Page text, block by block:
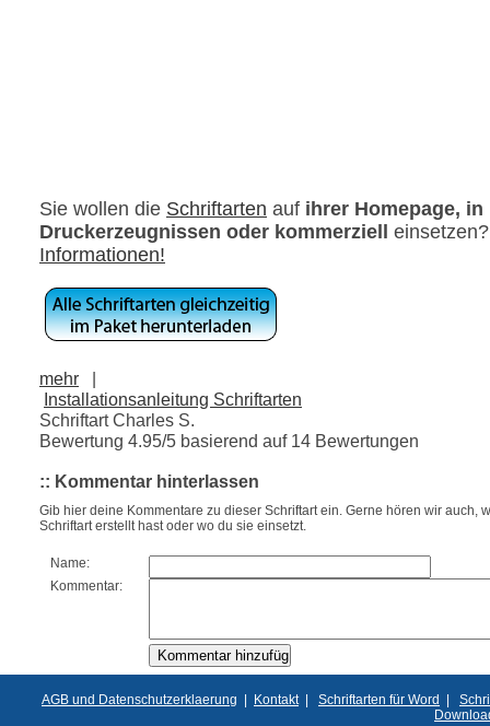
Sie wollen die Schriftarten auf ihrer Homepage, in
Druckerzeugnissen oder kommerziell
Informationen!
mehr
|
Installationsanleitung Schriftarten
Schriftart Charles S.
Bewertung 4.95/5 basierend auf 14 Bewertungen
:: Kommentar hinterlassen
Gib hier deine Kommentare zu dieser Schriftart ein. Gerne hören wir auch,
Schriftart erstellt hast oder wo du sie einsetzt.
Name:
Kommentar:
AGB und Datenschutzerklaerung | Kontakt| Schriftarten für Word |